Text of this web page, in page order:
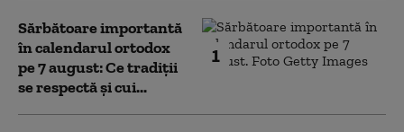
1
Sărbătoare importantă
în calendarul ortodox
pe 7 august: Ce tradiții
se respectă și cui...